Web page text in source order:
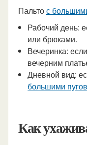
Пальтос
Рабочий день:
или брюками.
Вечеринка:
вечерним
Дневной вид:
большими
Как